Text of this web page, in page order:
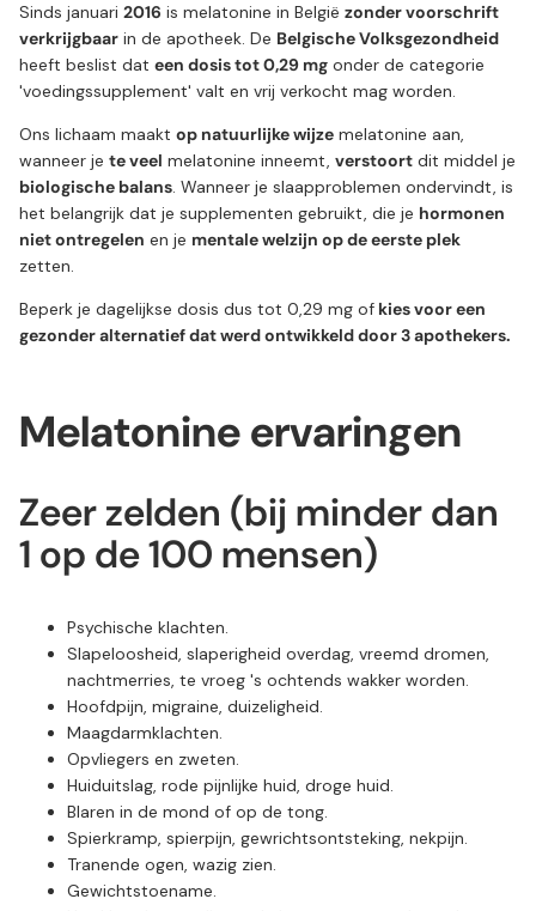
Sinds januari 2016 is melatonine in België zonder voorschrift
verkrijgbaar in de apotheek. De Belgische Volksgezondheid
heeft beslist dat een dosis tot 0,29 mg onder de categorie
'voedingssupplement' valt en vrij verkocht mag worden.
Ons lichaam maakt op natuurlijke wijze melatonine aan,
wanneer je te veel melatonine inneemt, verstoort dit middel je
biologische balans. Wanneer je slaapproblemen ondervindt, is
het belangrijk dat je supplementen gebruikt, die je hormonen
niet ontregelen en je mentale welzijn op de eerste plek
zetten.
Beperk je dagelijkse dosis dus tot 0,29 mg of kies voor een
gezonder alternatief dat werd ontwikkeld door 3 apothekers.
Melatonine ervaringen
Zeer zelden (bij minder dan
1 op de 100 mensen)
Psychische klachten.
Slapeloosheid, slaperigheid overdag, vreemd dromen,
nachtmerries, te vroeg 's ochtends wakker worden.
Hoofdpijn, migraine, duizeligheid.
Maagdarmklachten.
Opvliegers en zweten.
Huiduitslag, rode pijnlijke huid, droge huid.
Blaren in de mond of op de tong.
Spierkramp, spierpijn, gewrichtsontsteking, nekpijn.
Tranende ogen, wazig zien.
Gewichtstoename.